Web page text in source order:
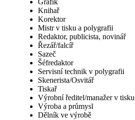
Grafik
Knihař
Korektor
Mistr v tisku a polygrafii
Redaktor, publicista, novinář
Řezář/falcíř
Sazeč
Šéfredaktor
Servisní technik v polygrafii
Skenerista/Osvitář
Tiskař
Výrobní ředitel/manažer v tisku
Výroba a průmysl
Dělník ve výrobě